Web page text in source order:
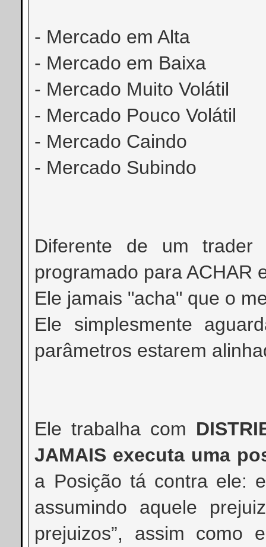
- Mercado em Alta
- Mercado em Baixa
- Mercado Muito Volátil
- Mercado Pouco Volátil
- Mercado Caindo
- Mercado Subindo
Diferente de um
programado para ACHAR
Ele jamais "acha" que o
Ele simplesmente
parâmetros estarem
Ele trabalha com
JAMAIS executa uma
a Posição tá contra ele:
assumindo aquele
prejuizos”, assim como